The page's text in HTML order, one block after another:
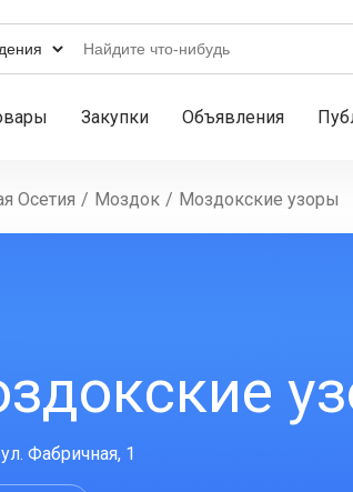
Закупки Объявления
Осетия / Моздок / Моздокские узоры
Фабричная, 1